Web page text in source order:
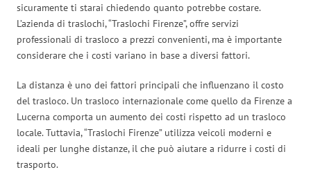
sicuramente ti starai chiedendo quanto potrebbe costare.
L’azienda di traslochi, “Traslochi Firenze”, offre servizi
professionali di trasloco a prezzi convenienti, ma è importante
considerare che i costi variano in base a diversi fattori.
La distanza è uno dei fattori principali che influenzano il costo
del trasloco. Un trasloco internazionale come quello da Firenze a
Lucerna comporta un aumento dei costi rispetto ad un trasloco
locale. Tuttavia, “Traslochi Firenze” utilizza veicoli moderni e
ideali per lunghe distanze, il che può aiutare a ridurre i costi di
trasporto.